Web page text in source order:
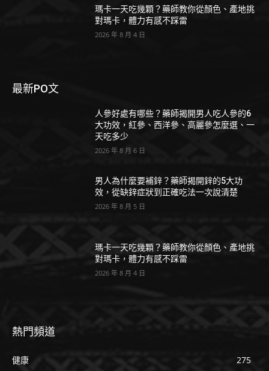
瑪卡一天吃幾顆？藥師教你從顏色、產地挑
對瑪卡，體力有感不踩雷
2026 年 8 月 4 日
最新PO文
人參好處有哪些？藥師揭開男人吃人參的6
大功效，紅參、西洋參、高麗參怎麼選、一
天吃多少
2026 年 8 月 6 日
男人為什麼要補鋅？藥師揭開鋅的5大功
效，從缺鋅症狀到正確吃法一次說清楚
2026 年 8 月 5 日
瑪卡一天吃幾顆？藥師教你從顏色、產地挑
對瑪卡，體力有感不踩雷
2026 年 8 月 4 日
熱門頻道
健康
275